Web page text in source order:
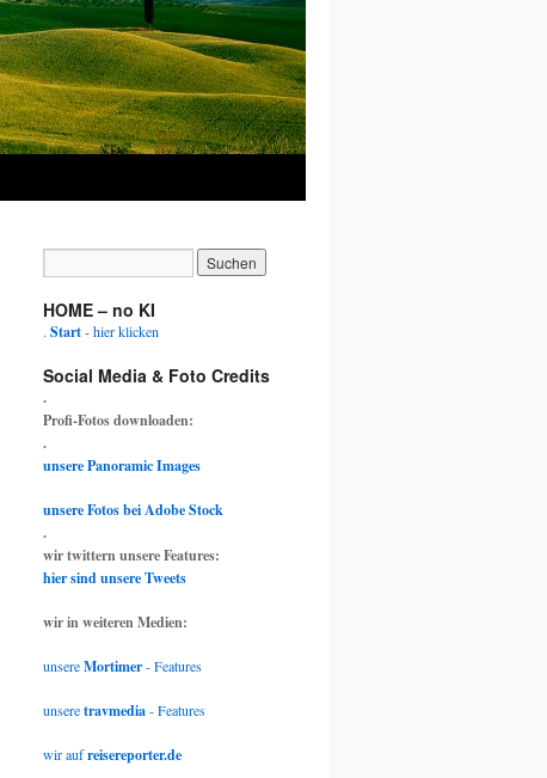
HOME – no KI
. Start- hier klicken
Social Media & Foto Credits
.
Profi-Fotos downloaden:
.
unsere Panoramic Images
unsere Fotos bei Adobe Stock
.
wir twittern unsere Features:
hier sind unsere Tweets
wir in weiteren Medien:
unsereMortimer- Features
unseretravmedia- Features
wir aufreisereporter.de